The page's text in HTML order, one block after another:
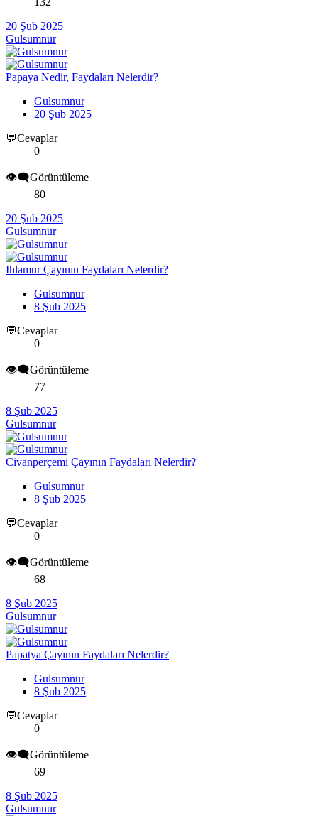
20 Şub 2025
Gulsumnur
Papaya Nedir, Faydaları Nelerdir?
Gulsumnur
20 Şub 2025
💬Cevaplar
0
👁️‍🗨️Görüntüleme
80
20 Şub 2025
Gulsumnur
Ihlamur Çayının Faydaları Nelerdir?
Gulsumnur
8 Şub 2025
💬Cevaplar
0
👁️‍🗨️Görüntüleme
77
8 Şub 2025
Gulsumnur
Civanperçemi Çayının Faydaları Nelerdir?
Gulsumnur
8 Şub 2025
💬Cevaplar
0
👁️‍🗨️Görüntüleme
68
8 Şub 2025
Gulsumnur
Papatya Çayının Faydaları Nelerdir?
Gulsumnur
8 Şub 2025
💬Cevaplar
0
👁️‍🗨️Görüntüleme
69
8 Şub 2025
Gulsumnur